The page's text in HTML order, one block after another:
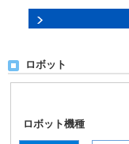
ロボット
ロボット機種